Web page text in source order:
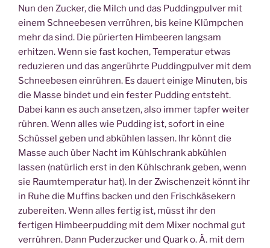
Nun den Zucker, die Milch und das Puddingpulver mit
einem Schneebesen verrühren, bis keine Klümpchen
mehr da sind. Die pürierten Himbeeren langsam
erhitzen. Wenn sie fast kochen, Temperatur etwas
reduzieren und das angerührte Puddingpulver mit dem
Schneebesen einrühren. Es dauert einige Minuten, bis
die Masse bindet und ein fester Pudding entsteht.
Dabei kann es auch ansetzen, also immer tapfer weiter
rühren. Wenn alles wie Pudding ist, sofort in eine
Schüssel geben und abkühlen lassen. Ihr könnt die
Masse auch über Nacht im Kühlschrank abkühlen
lassen (natürlich erst in den Kühlschrank geben, wenn
sie Raumtemperatur hat). In der Zwischenzeit könnt ihr
in Ruhe die Muffins backen und den Frischkäsekern
zubereiten. Wenn alles fertig ist, müsst ihr den
fertigen Himbeerpudding mit dem Mixer nochmal gut
verrühren. Dann Puderzucker und Quark o. Ä. mit dem